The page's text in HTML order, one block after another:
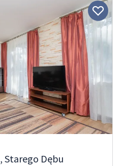
, Starego Dębu